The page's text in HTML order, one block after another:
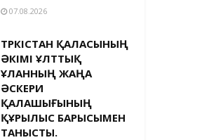
07.08.2026
ТҮРКІСТАН ҚАЛАСЫНЫҢ
ӘКІМІ ҰЛТТЫҚ
ҰЛАННЫҢ ЖАҢА
ӘСКЕРИ
ҚАЛАШЫҒЫНЫҢ
ҚҰРЫЛЫС БАРЫСЫМЕН
ТАНЫСТЫ.